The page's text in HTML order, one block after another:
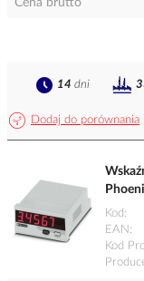
Cena brutto
Dodaj do porównania
14 dni
Kod
EAN
Kod